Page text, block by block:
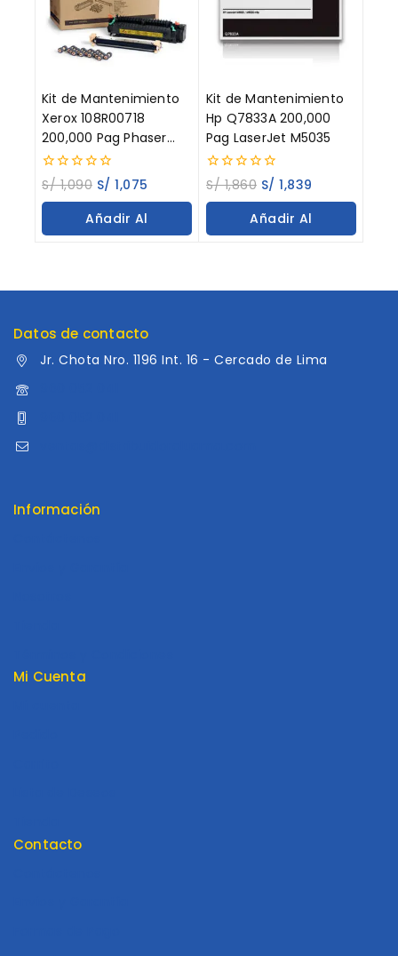
Kit de Mantenimiento
Xerox 108R00718
200,000 Pag Phaser
4510
0
out
of
S/1,090 S/ 1,075
Añadir Al
Kit de Mantenimiento
Hp Q7833A 200,000
Pag LaserJet M5035
0
out
of
S/1,860 S/ 1,839
Añadir Al
Datos de contacto
Jr. Chota Nro. 1196 Int. 16 - Cercado de Lima
Información
Mi Cuenta
Contacto